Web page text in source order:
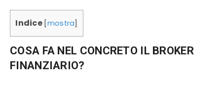
Indice [mostra
COSA FA NEL CONCRETO IL BROKER
FINANZIARIO?